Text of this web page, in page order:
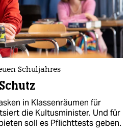
Schuljahres
in Klassenräumen für
die Kultusminister. Und für
soll es Pflichttests geben.